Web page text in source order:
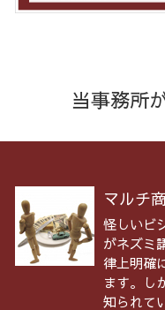
当事務所
マルチ
怪しいビ
がネズミ
律上明確
ます。し
知られて